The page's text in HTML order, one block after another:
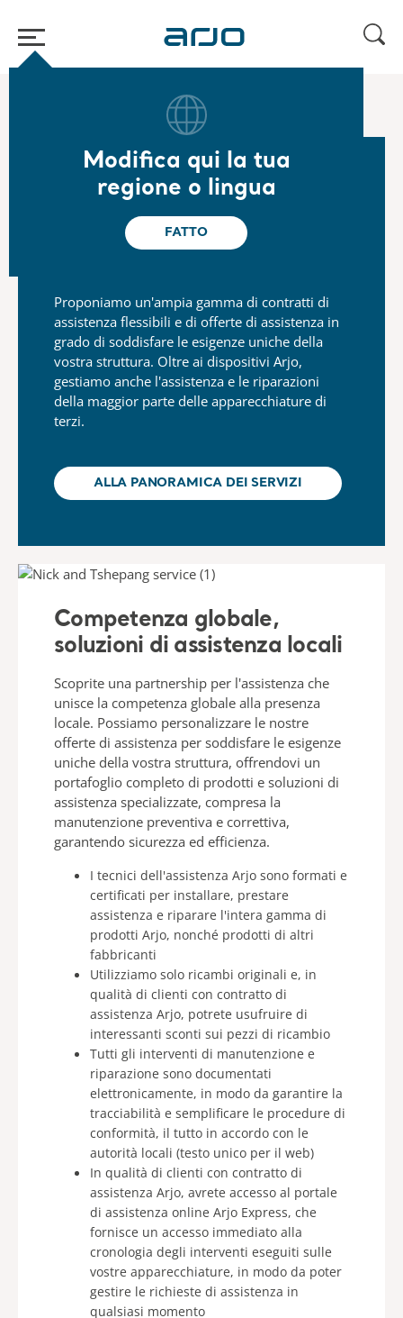
Modifica qui la tua
regione o lingua
FATTO
Servizio di manutenzione
Contratti di assistenza
flessibili per soddisfare le
vostre esigenze
Proponiamo un'ampia gamma di contratti di
assistenza flessibili e di offerte di assistenza in
grado di soddisfare le esigenze uniche della
vostra struttura. Oltre ai dispositivi Arjo,
gestiamo anche l'assistenza e le riparazioni
della maggior parte delle apparecchiature di
terzi.
ALLA PANORAMICA DEI SERVIZI
Competenza globale,
soluzioni di assistenza locali​
Scoprite una partnership per l'assistenza che
unisce la competenza globale alla presenza
locale. Possiamo personalizzare le nostre
offerte di assistenza per soddisfare le esigenze
uniche della vostra struttura, offrendovi un
portafoglio completo di prodotti e soluzioni di
assistenza specializzate, compresa la
manutenzione preventiva e correttiva,
garantendo sicurezza ed efficienza.
I tecnici dell'assistenza Arjo sono formati e
certificati per installare, prestare
assistenza e riparare l'intera gamma di
prodotti Arjo, nonché prodotti di altri
fabbricanti​
Utilizziamo solo ricambi originali e, in
qualità di clienti con contratto di
assistenza Arjo, potrete usufruire di
interessanti sconti sui pezzi di ricambio
Tutti gli interventi di manutenzione e
riparazione sono documentati
elettronicamente, in modo da garantire la
tracciabilità e semplificare le procedure di
conformità, il tutto in accordo con le
autorità locali (testo unico per il web)​
In qualità di clienti con contratto di
assistenza Arjo, avrete accesso al portale
di assistenza online Arjo Express, che
fornisce un accesso immediato alla
cronologia degli interventi eseguiti sulle
vostre apparecchiature, in modo da poter
gestire le richieste di assistenza in
qualsiasi momento​